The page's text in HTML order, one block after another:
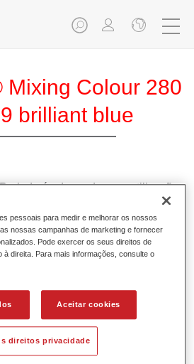
Mixing Colour 280
brilliant blue
é adequada para utilização
Nacarada 285, um sistema
de alta qualidade. Está baseada
de dispersão de poliuretano para
simples e rápida numa operação
vertical.
pessoais para medir e melhorar os nossos
nossas campanhas de marketing e fornecer
Pode exercer os seus direitos de
à direita. Para mais informações, consulte o
Aceitar cookies
direitos privacidade